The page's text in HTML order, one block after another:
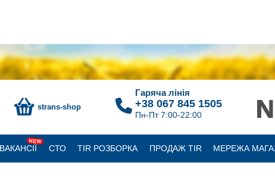
strans-shop
Гаряча лінія
+38 067 845 1505
Пн-Пт 7:00-22:00
ВАКАНСІЇ
NEW
СТО TIR РОЗБОРКА ПРОДАЖ TIR МЕРЕЖА